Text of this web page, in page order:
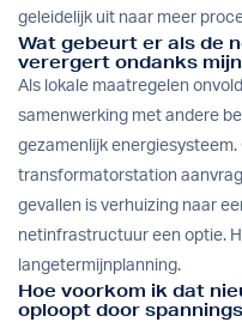
geleidelijk uit naar meer
Wat gebeurt er als de
verergert ondanks
Als lokale maatregelen
samenwerking met andere
gezamenlijk energiesysteem.
transformatorstation
gevallen is verhuizing naar
netinfrastructuur een optie.
langetermijnplanning.
Hoe voorkom ik dat
oploopt door